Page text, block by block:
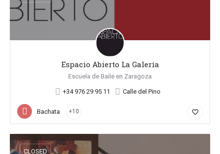
Espacio Abierto La Galería
Escuela de Baile en Zaragoza
+34 976 29 95 11 Calle del Pino
Bachata +10 favorite_border
CLOSED